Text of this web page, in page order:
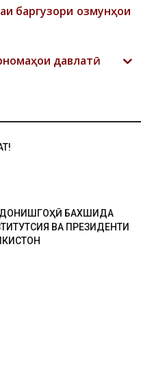
баргузори озмунҳои
давлатӣ
БАХШИДА
ВА ПРЕЗИДЕНТИ